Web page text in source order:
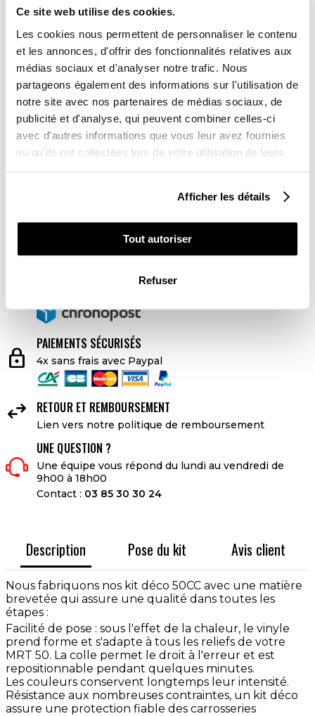
Ce site web utilise des cookies.
Les cookies nous permettent de personnaliser le contenu
et les annonces, d'offrir des fonctionnalités relatives aux
médias sociaux et d'analyser notre trafic. Nous
partageons également des informations sur l'utilisation de
notre site avec nos partenaires de médias sociaux, de
publicité et d'analyse, qui peuvent combiner celles-ci
avec d'autres informations que vous leur avez fournies
ou qu'ils ont collectées lors de votre utilisation de leurs
services.
Afficher les détails
Tout autoriser
Refuser
TOTAL
145,00 €
AJOUTER AU PANIER
DELAI DE LIVRAISON
Kit Déco sans personnalisation : 3 à 5 jours ouvrés
lock
PAIEMENTS SÉCURISÉS
4x sans frais avec Paypal
 RETOUR ET REMBOURSEMENT
Lien vers notre politique de remboursement
UNE QUESTION ?
Une équipe vous répond du lundi au vendredi de
9h00 à 18h00
Contact : 03 85 30 30 24
Description Pose du kit Avis client
Nous fabriquons nos kit déco 50CC avec une matière
brevetée qui assure une qualité dans toutes les
étapes :
Facilité de pose : sous l'effet de la chaleur, le vinyle
prend forme et s'adapte à tous les reliefs de votre
MRT 50. La colle permet le droit à l'erreur et est
repositionnable pendant quelques minutes.
Les couleurs conservent longtemps leur intensité.
Résistance aux nombreuses contraintes, un kit déco
assure une protection fiable des carrosseries